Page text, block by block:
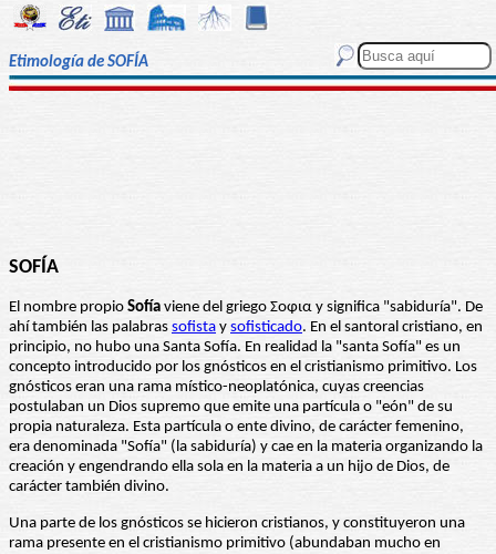
Etimología de SOFÍA
SOFÍA
El nombre propio Sofía viene del griego Σοφια y significa "sabiduría". De
ahí también las palabras sofista y sofisticado. En el santoral cristiano, en
principio, no hubo una Santa Sofía. En realidad la "santa Sofía" es un
concepto introducido por los gnósticos en el cristianismo primitivo. Los
gnósticos eran una rama místico-neoplatónica, cuyas creencias
postulaban un Dios supremo que emite una partícula o "eón" de su
propia naturaleza. Esta partícula o ente divino, de carácter femenino,
era denominada "Sofía" (la sabiduría) y cae en la materia organizando la
creación y engendrando ella sola en la materia a un hijo de Dios, de
carácter también divino.
Una parte de los gnósticos se hicieron cristianos, y constituyeron una
rama presente en el cristianismo primitivo (abundaban mucho en